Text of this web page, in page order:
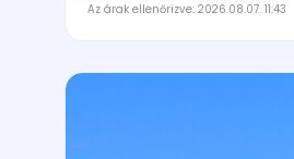
Az árak ellenőrizve: 2026.08.07. 11:43